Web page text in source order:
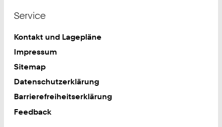
Service
Kontakt und Lagepläne
Impressum
Sitemap
Datenschutzerklärung
Barrierefreiheitserklärung
Feedback